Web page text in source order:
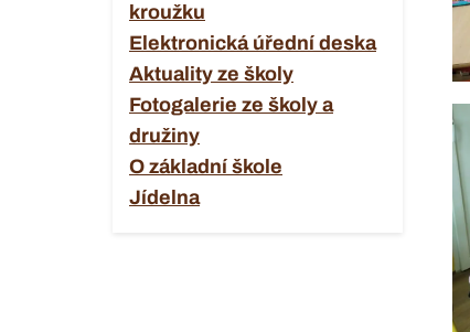
kroužku
Elektronická úřední deska
Aktuality ze školy
Fotogalerie ze školy a
družiny
O základní škole
Jídelna